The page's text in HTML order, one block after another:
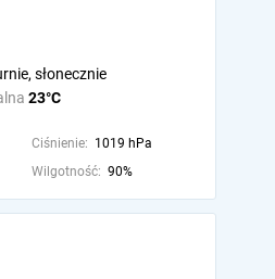
23°C
słonecznie
Ciśnienie: 1019 hPa
Wilgotność: 90%